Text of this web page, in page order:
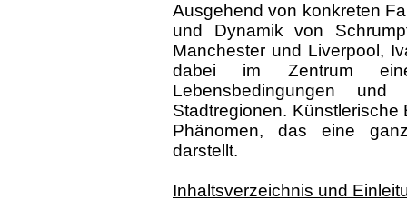
Ausgehend von konkreten
und Dynamik von
Manchester und Liverpool,
dabei im Zentrum
Lebensbedingungen
Stadtregionen.
Phänomen, das eine
darstellt.
Inhaltsverzeichnis und